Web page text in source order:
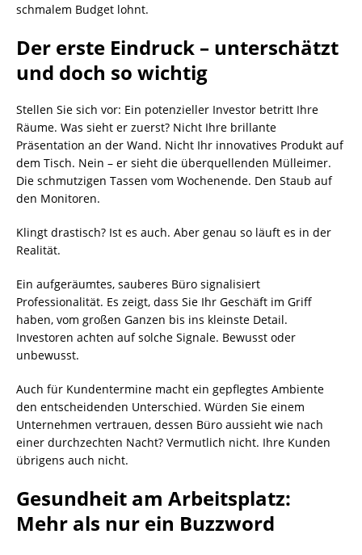
schmalem Budget lohnt.
Der erste Eindruck – unterschätzt
und doch so wichtig
Stellen Sie sich vor: Ein potenzieller Investor betritt Ihre
Räume. Was sieht er zuerst? Nicht Ihre brillante
Präsentation an der Wand. Nicht Ihr innovatives Produkt auf
dem Tisch. Nein – er sieht die überquellenden Mülleimer.
Die schmutzigen Tassen vom Wochenende. Den Staub auf
den Monitoren.
Klingt drastisch? Ist es auch. Aber genau so läuft es in der
Realität.
Ein aufgeräumtes, sauberes Büro signalisiert
Professionalität. Es zeigt, dass Sie Ihr Geschäft im Griff
haben, vom großen Ganzen bis ins kleinste Detail.
Investoren achten auf solche Signale. Bewusst oder
unbewusst.
Auch für Kundentermine macht ein gepflegtes Ambiente
den entscheidenden Unterschied. Würden Sie einem
Unternehmen vertrauen, dessen Büro aussieht wie nach
einer durchzechten Nacht? Vermutlich nicht. Ihre Kunden
übrigens auch nicht.
Gesundheit am Arbeitsplatz:
Mehr als nur ein Buzzword